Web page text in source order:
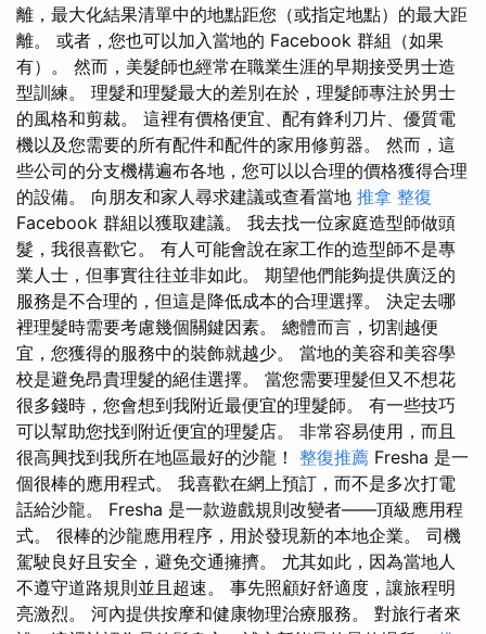
離，最大化結果清單中的地點距您（或指定地點）的最大距
離。 或者，您也可以加入當地的 Facebook 群組（如果
有）。 然而，美髮師也經常在職業生涯的早期接受男士造
型訓練。 理髮和理髮最大的差別在於，理髮師專注於男士
的風格和剪裁。 這裡有價格便宜、配有鋒利刀片、優質電
機以及您需要的所有配件和配件的家用修剪器。 然而，這
些公司的分支機構遍布各地，您可以以合理的價格獲得合理
的設備。 向朋友和家人尋求建議或查看當地 推拿 整復
Facebook 群組以獲取建議。 我去找一位家庭造型師做頭​​
髮，我很喜歡它。 有人可能會說在家工作的造型師不是專
業人士，但事實往往並非如此。 期望他們能夠提供廣泛的
服務是不合理的，但這是降低成本的合理選擇。 決定去哪
裡理髮時需要考慮幾個關鍵因素。 總體而言，切割越便
宜，您獲得的服務中的裝飾就越少。 當地的美容和美容學
校是避免昂貴理髮的絕佳選擇。 當您需要理髮但又不想花
很多錢時，您會想到我附近最便宜的理髮師。 有一些技巧
可以幫助您找到附近便宜的理髮店。 非常容易使用，而且
很高興找到我所在地區最好的沙龍！ 整復推薦 Fresha 是一
個很棒的應用程式。 我喜歡在網上預訂，而不是多次打電
話給沙龍。 Fresha 是一款遊戲規則改變者——頂級應用程
式。 很棒的沙龍應用程序，用於發現新的本地企業。 司機
駕駛良好且安全，避免交通擁擠。 尤其如此，因為當地人
不遵守道路規則並且超速。 事先照顧好舒適度，讓旅程明
亮激烈。 河內提供按摩和健康物理治療服務。 對旅行者來